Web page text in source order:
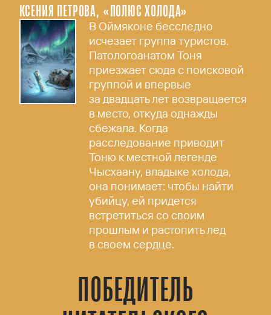
КСЕНИЯ ПЕТРОВА, «ПОЛЮС ХОЛОДА»
В Оймяконе бесследно
исчезает группа туристов.
Патологоанатом Тоня
приезжает сюда с поисковой
группой и впервые
за двадцать лет возвращается
в место, откуда однажды
сбежала. Когда
расследование приводит
Тоню к местной легенде
Чысхаану, владыке холода,
она понимает: чтобы найти
убийцу, ей придется
встретиться со своим
прошлым и растопить лед
в своем сердце.
ПОБЕДИТЕЛЬ